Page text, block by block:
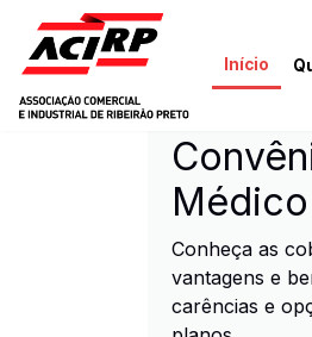
Pular para o conteúdo principal
Início
ACIRP -
Médico
Conheça as
vantagens e
carências e